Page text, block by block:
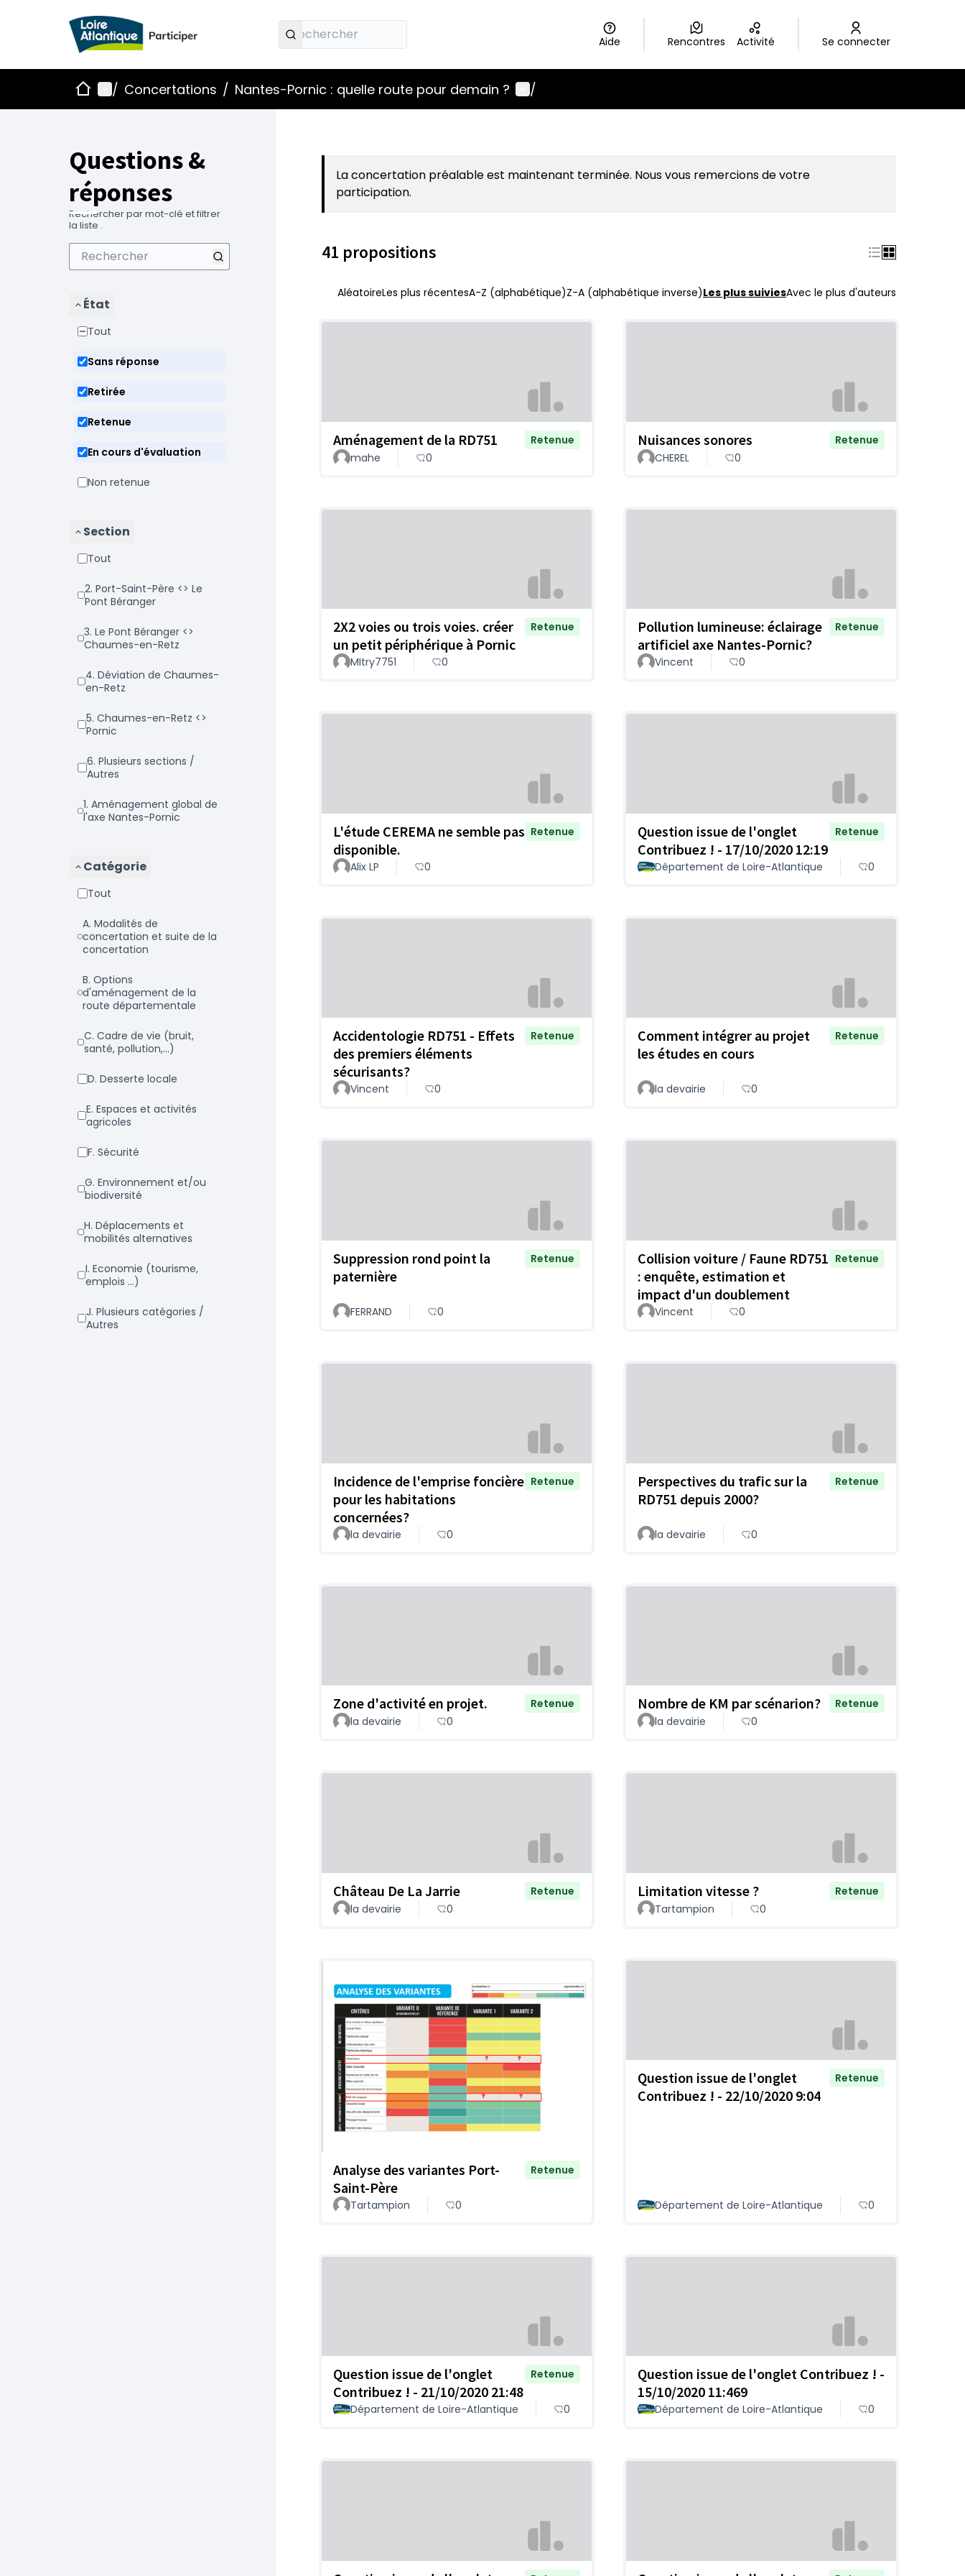
Aide Rencontres Activité Se connecter
AccueilMenu principal
/ Concertations / Nantes-Pornic : quelle route pour demain ? Menu utilisateur
/
Questions &
réponses
Rechercher par mot-clé et filtrer
la liste .
État
Tout
Sans réponse
Retirée
Retenue
En cours d'évaluation
Non retenue
Section
Tout
2. Port-Saint-Père <> Le
Pont Béranger
3. Le Pont Béranger <>
Chaumes-en-Retz
4. Déviation de Chaumes-
en-Retz
5. Chaumes-en-Retz <>
Pornic
6. Plusieurs sections /
Autres
1. Aménagement global de
l'axe Nantes-Pornic
Catégorie
Tout
a. Modalités de
concertation et suite de la
concertation
b. Options
d'aménagement de la
route départementale
c. Cadre de vie (bruit,
santé, pollution,...)
d. Desserte locale
e. Espaces et activités
agricoles
f. Sécurité
g. Environnement et/ou
biodiversité
h. Déplacements et
mobilités alternatives
i. Economie (tourisme,
emplois ...)
j. Plusieurs catégories /
Autres
La concertation préalable est maintenant terminée. Nous vous remercions de votre
participation.
41 propositions
AléatoireLes plus récentesA-Z (alphabétique)Z-A (alphabétique inverse)Les plus suiviesAvec le plus d'auteurs
Aménagement de la RD751
Retenue
mahe
0
Nuisances sonores
Retenue
CHEREL
0
2X2 voies ou trois voies. créer
un petit périphérique à Pornic
Retenue
MItry7751 0
Pollution lumineuse: éclairage
artificiel axe Nantes-Pornic?
Retenue
Vincent 0
L'étude CEREMA ne semble pas
disponible.
Retenue
Alix LP 0
Question issue de l'onglet
Contribuez ! - 17/10/2020 12:19
Retenue
Département de Loire-Atlantique 0
Accidentologie RD751 - Effets
des premiers éléments
sécurisants?
Retenue
Vincent 0
Comment intégrer au projet
les études en cours
Retenue
la devairie 0
Suppression rond point la
paternière
Retenue
FERRAND 0
Collision voiture / Faune RD751
: enquête, estimation et
impact d'un doublement
Retenue
Vincent 0
Incidence de l'emprise foncière
pour les habitations
concernées?
Retenue
la devairie 0
Perspectives du trafic sur la
RD751 depuis 2000?
Retenue
la devairie 0
Zone d'activité en projet.
Retenue
la devairie
0
Nombre de KM par scénarion?
Retenue
la devairie
0
Château De La Jarrie
Retenue
la devairie
0
Limitation vitesse ?
Retenue
Tartampion
0
Analyse des variantes Port-
Saint-Père
Retenue
Tartampion 0
Question issue de l'onglet
Contribuez ! - 22/10/2020 9:04
Retenue
Département de Loire-Atlantique 0
Question issue de l'onglet
Contribuez ! - 21/10/2020 21:48
Retenue
Département de Loire-Atlantique 0
Question issue de l'onglet Contribuez ! -
15/10/2020 11:469
Département de Loire-Atlantique 0